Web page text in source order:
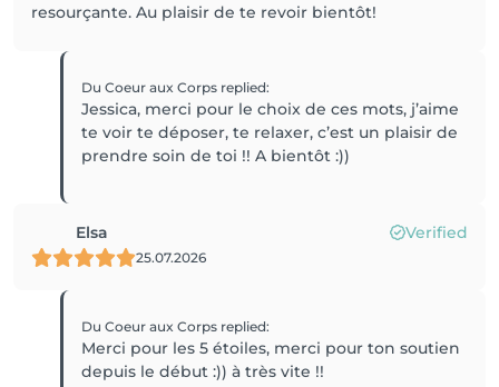
resourçante. Au plaisir de te revoir bientôt!
Du Coeur aux Corps replied:
Jessica, merci pour le choix de ces mots, j’aime
te voir te déposer, te relaxer, c’est un plaisir de
prendre soin de toi !! A bientôt :))
Elsa Verified
25.07.2026
Du Coeur aux Corps replied:
Merci pour les 5 étoiles, merci pour ton soutien
depuis le début :)) à très vite !!